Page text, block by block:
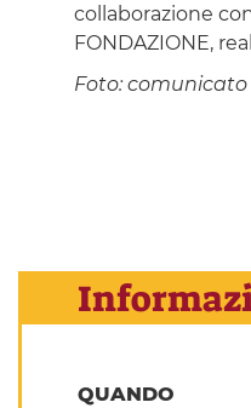
collaborazione
FONDAZIONE,
Foto:
QUANDO